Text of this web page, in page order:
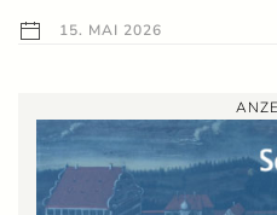
15. MAI 2026